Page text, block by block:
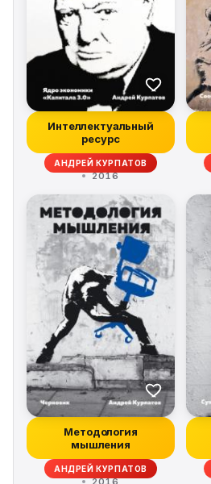
Интеллектуальный
ресурс
АНДРЕЙ КУРПАТОВ
2016
Методология
мышления
АНДРЕЙ КУРПАТОВ
2016